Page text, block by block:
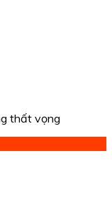
thất vọng